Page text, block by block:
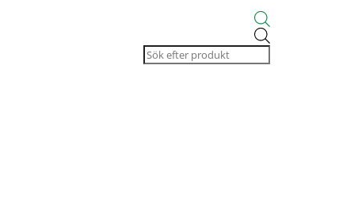
Products
search